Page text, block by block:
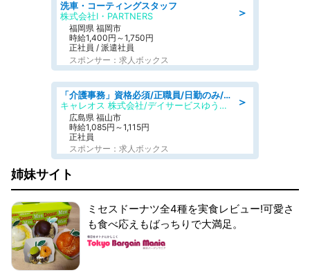
＞
洗車・コーティングスタッフ
株式会社I・PARTNERS
福岡県 福岡市
時給1,400円～1,750円
正社員 / 派遣社員
スポンサー：求人ボックス
＞
「介護事務」資格必須/正職員/日勤のみ/デイサービス
キャレオス 株式会社/デイサービスゆうゆう南本庄
広島県 福山市
時給1,085円～1,115円
正社員
スポンサー：求人ボックス
姉妹サイト
ミセスドーナツ全4種を実食レビュー!可愛さ
も食べ応えもばっちりで大満足。